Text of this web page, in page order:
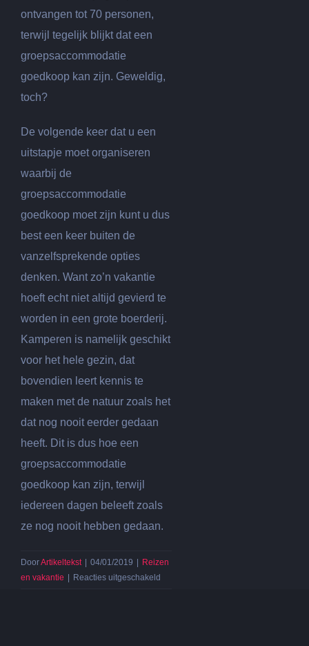
ontvangen tot 70 personen,
terwijl tegelijk blijkt dat een
groepsaccommodatie
goedkoop kan zijn. Geweldig,
toch?
De volgende keer dat u een
uitstapje moet organiseren
waarbij de
groepsaccommodatie
goedkoop moet zijn kunt u dus
best een keer buiten de
vanzelfsprekende opties
denken. Want zo’n vakantie
hoeft echt niet altijd gevierd te
worden in een grote boerderij.
Kamperen is namelijk geschikt
voor het hele gezin, dat
bovendien leert kennis te
maken met de natuur zoals het
dat nog nooit eerder gedaan
heeft. Dit is dus hoe een
groepsaccommodatie
goedkoop kan zijn, terwijl
iedereen dagen beleeft zoals
ze nog nooit hebben gedaan.
DoorArtikeltekst 04/01/2019
Reizen
en vakantie
Reacties uitgeschakeld